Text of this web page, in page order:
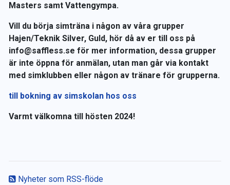
Nyheter som RSS-flöde
Masters samt Vattengympa.
Vill du börja simträna i någon av våra grupper
Hajen/Teknik Silver, Guld, hör då av er till oss på
info@saffless.se för mer information, dessa grupper
är inte öppna för anmälan, utan man går via kontakt
med simklubben eller någon av tränare för grupperna.
till bokning av simskolan hos oss
Varmt välkomna till hösten 2024!